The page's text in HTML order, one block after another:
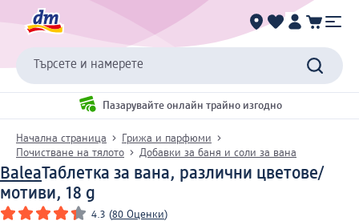
Търсете и намерете
Пазарувайте онлайн трайно изгодно
Начална страница
Грижа и парфюми
Почистване на тялото
Добавки за баня и соли за вана
BaleaТаблетка за вана, различни цветове/
мотиви, 18 g
4.3 (80 Оценки)